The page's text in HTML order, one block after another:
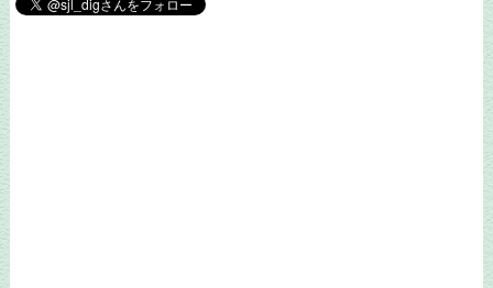
「ＮＨＫアーカイブス学術利用の公募につい